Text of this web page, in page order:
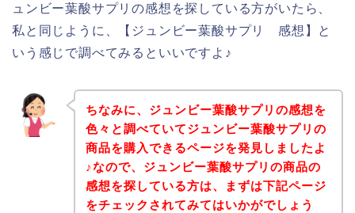
ュンビー葉酸サプリの感想を探している方がいたら、
私と同じように、【ジュンビー葉酸サプリ 感想】と
いう感じで調べてみるといいですよ♪
ちなみに、ジュンビー葉酸サプリの感想を
色々と調べていてジュンビー葉酸サプリの
商品を購入できるページを発見しましたよ
♪なので、ジュンビー葉酸サプリの商品の
感想を探している方は、まずは下記ページ
をチェックされてみてはいかがでしょう